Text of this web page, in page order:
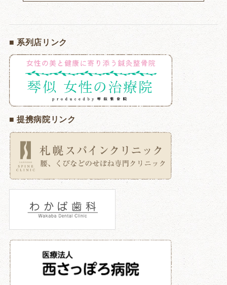
■ 系列店リンク
■ 提携病院リンク